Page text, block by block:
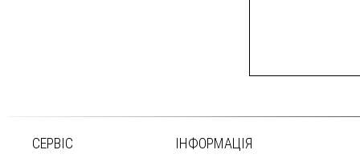
СЕРВІС
ІНФОРМАЦІЯ